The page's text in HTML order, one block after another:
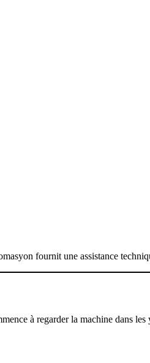
fournit une assistance
à regarder la machine dans